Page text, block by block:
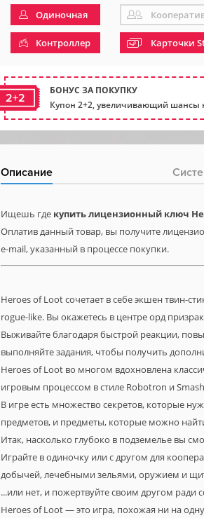
Одиночная
Контроллер Карточки
2+2
БОНУС ЗА ПОКУПКУ
Купон 2+2, увеличивающий шансы
Описание
Ищешь где купить лицензионный ключ
Оплатив данный товар, вы получите
e-mail, указанный в процессе покупки.
Heroes of Loot сочетает в себе экшен твин-
rogue-like. Вы окажетесь в центре орд
Выживайте благодаря быстрой реакции,
выполняйте задания, чтобы получить
Heroes of Loot во многом вдохновлена
игровым процессом в стиле Robotron и
В игре есть множество секретов, которые
предметов, и предметы, которые можно
Итак, насколько глубоко в подземелье вы
Играйте в одиночку или с другом для
добычей, лечебными зельями, оружием и
...или нет, и пожертвуйте своим другом ради
Heroes of Loot — это игра, похожая ни на